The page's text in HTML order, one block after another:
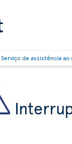
Serviço de assistência ao